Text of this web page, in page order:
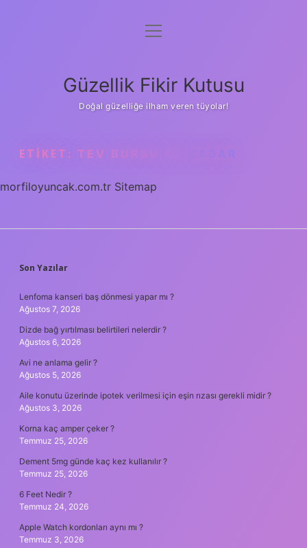
Anasayfa
Yasal Uyarı
menüyü
Güzellik Fikir Kutusu
Doğal güzelliğe ilham veren tüyolar!
ETIKET: TEV BURSU NE KADAR
morfiloyuncak.com.tr Sitemap
SIDEBAR
Son Yazılar
Lenfoma kanseri baş dönmesi yapar mı ?
Ağustos 7, 2026
Dizde bağ yırtılması belirtileri nelerdir ?
Ağustos 6, 2026
Avi ne anlama gelir ?
Ağustos 5, 2026
Aile konutu üzerinde ipotek verilmesi için eşin rızası gerekli midir ?
Ağustos 3, 2026
Korna kaç amper çeker ?
Temmuz 25, 2026
Dement 5mg günde kaç kez kullanılır ?
Temmuz 25, 2026
6 Feet Nedir ?
Temmuz 24, 2026
Apple Watch kordonları aynı mı ?
Temmuz 3, 2026